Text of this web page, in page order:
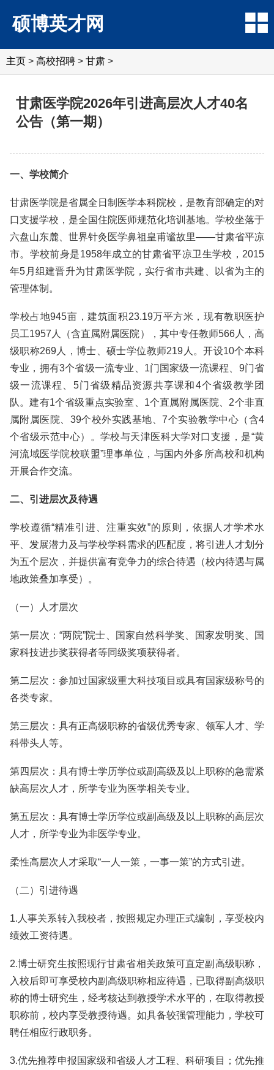
硕博英才网
主页 > 高校招聘 > 甘肃 >
甘肃医学院2026年引进高层次人才40名
公告（第一期）
一、学校简介
甘肃医学院是省属全日制医学本科院校，是教育部确定的对
口支援学校，是全国住院医师规范化培训基地。学校坐落于
六盘山东麓、世界针灸医学鼻祖皇甫谧故里——甘肃省平凉
市。学校前身是1958年成立的甘肃省平凉卫生学校，2015
年5月组建晋升为甘肃医学院，实行省市共建、以省为主的
管理体制。
学校占地945亩，建筑面积23.19万平方米，现有教职医护
员工1957人（含直属附属医院），其中专任教师566人，高
级职称269人，博士、硕士学位教师219人。开设10个本科
专业，拥有3个省级一流专业、1门国家级一流课程、9门省
级一流课程、5门省级精品资源共享课和4个省级教学团
队。建有1个省级重点实验室、1个直属附属医院、2个非直
属附属医院、39个校外实践基地、7个实验教学中心（含4
个省级示范中心）。学校与天津医科大学对口支援，是“黄
河流域医学院校联盟”理事单位，与国内外多所高校和机构
开展合作交流。
二、引进层次及待遇
学校遵循“精准引进、注重实效”的原则，依据人才学术水
平、发展潜力及与学校学科需求的匹配度，将引进人才划分
为五个层次，并提供富有竞争力的综合待遇（校内待遇与属
地政策叠加享受）。
（一）人才层次
第一层次：“两院”院士、国家自然科学奖、国家发明奖、国
家科技进步奖获得者等同级奖项获得者。
第二层次：参加过国家级重大科技项目或具有国家级称号的
各类专家。
第三层次：具有正高级职称的省级优秀专家、领军人才、学
科带头人等。
第四层次：具有博士学历学位或副高级及以上职称的急需紧
缺高层次人才，所学专业为医学相关专业。
第五层次：具有博士学历学位或副高级及以上职称的高层次
人才，所学专业为非医学专业。
柔性高层次人才采取“一人一策，一事一策”的方式引进。
（二）引进待遇
1.人事关系转入我校者，按照规定办理正式编制，享受校内
绩效工资待遇。
2.博士研究生按照现行甘肃省相关政策可直定副高级职称，
入校后即可享受校内副高级职称相应待遇，已取得副高级职
称的博士研究生，经考核达到教授学术水平的，在取得教授
职称前，校内享受教授待遇。如具备较强管理能力，学校可
聘任相应行政职务。
3.优先推荐申报国家级和省级人才工程、科研项目；优先推